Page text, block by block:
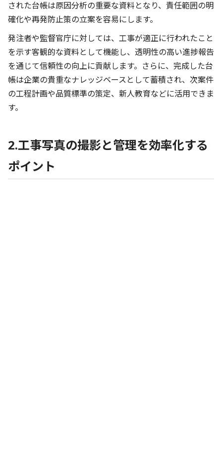
された台帳は原因分析の重要な資料となり、責任範囲の明
確化や再発防止策の立案を容易にします。
発注者や監督官庁に対しては、工事が適正に行われたこと
を示す客観的な資料として機能し、透明性の高い進捗報告
を通じて信頼性の向上に貢献します。さらに、完成した台
帳は企業の貴重なナレッジベースとして蓄積され、次案件
の工程計画や品質標準の策定、新人教育などに活用できま
す。
2.工事写真の撮影と管理を効率化する
ポイント